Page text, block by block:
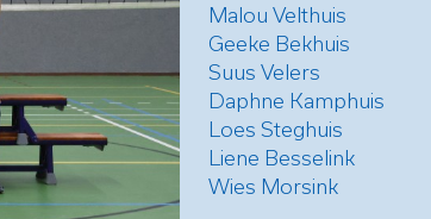
Malou Velthuis
Geeke Bekhuis
Suus Velers
Daphne Kamphuis
Loes Steghuis
Liene Besselink
Wies Morsink